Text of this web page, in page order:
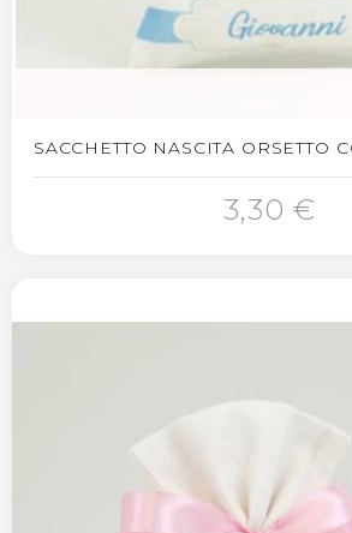
SACCHETTO NASCITA ORSETTO
3,30 €